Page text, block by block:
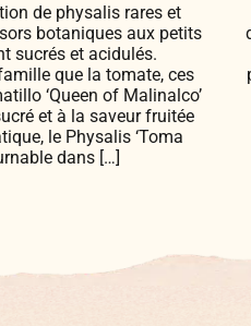
de physalis rares et
botaniques aux petits
sucrés et acidulés.
que la tomate, ces
‘Queen of Malinalco’
et à la saveur fruitée
le Physalis ‘Toma
dans […]